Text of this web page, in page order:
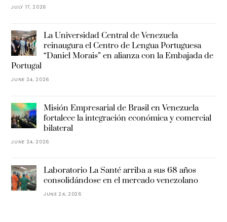
JULY 17, 2026
La Universidad Central de Venezuela
reinaugura el Centro de Lengua Portuguesa
“Daniel Morais” en alianza con la Embajada de
Portugal
JUNE 24, 2026
Misión Empresarial de Brasil en Venezuela
fortalece la integración económica y comercial
bilateral
JUNE 24, 2026
Laboratorio La Santé arriba a sus 68 años
consolidándose en el mercado venezolano
JUNE 24, 2026